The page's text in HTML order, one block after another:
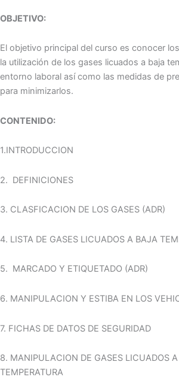
OBJETIVO:
El objetivo principal del curso es conocer
la utilización de los gases licuados a baja
entorno laboral así como las medidas de
para minimizarlos.
CONTENIDO:
1.INTRODUCCION
2. DEFINICIONES
3. CLASFICACION DE LOS GASES (ADR)
4. LISTA DE GASES LICUADOS A BAJA
5. MARCADO Y ETIQUETADO (ADR)
6. MANIPULACION Y ESTIBA EN LOS
7. FICHAS DE DATOS DE SEGURIDAD
8. MANIPULACION DE GASES LICUADOS
TEMPERATURA